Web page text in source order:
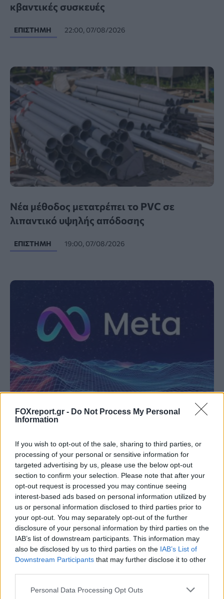
FOXreport.gr - Do Not Process My Personal
Information
If you wish to opt-out of the sale, sharing to third parties, or
processing of your personal or sensitive information for
targeted advertising by us, please use the below opt-out
section to confirm your selection. Please note that after your
opt-out request is processed you may continue seeing
interest-based ads based on personal information utilized by
us or personal information disclosed to third parties prior to
your opt-out. You may separately opt-out of the further
disclosure of your personal information by third parties on the
IAB’s list of downstream participants. This information may
also be disclosed by us to third parties on the IAB’s List of
Downstream Participants that may further disclose it to other
Personal Data Processing Opt Outs
κβαντικές συσκευές
ΕΠΙΣΤΉΜΗ 22:00, 07/08/2026
Νέα μέθοδος μετατρέπει το PVC σε
λιπαντικό υψηλής απόδοσης
ΕΠΙΣΤΉΜΗ 19:00, 07/08/2026
AI μοντέλο της Meta απέκτησε πρόσβαση
ευπάθεια κατά τη διάρκεια δοκιμής
ΤΕΧΝΟΛΟΓΊΑ 17:00, 07/08/2026